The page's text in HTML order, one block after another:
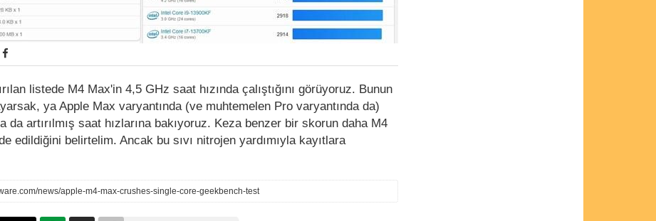
listede M4 Max'in 4,5 GHz saat hızında çalıştığını görüyoruz. Bunun
ya Apple Max varyantında (ve muhtemelen Pro varyantında da)
da artırılmış saat hızlarına bakıyoruz. Keza benzer bir skorun daha M4
edildiğini belirtelim. Ancak bu sıvı nitrojen yardımıyla kayıtlara
news/apple-m4-max-crushes-single-core-geekbench-test